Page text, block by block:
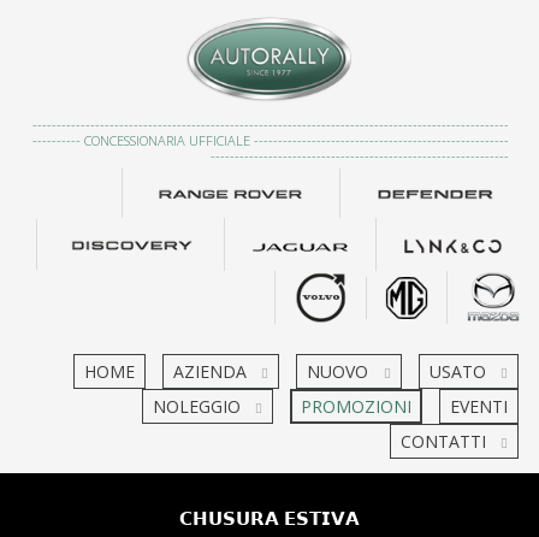
---------------------------------------------------------------------------------------------------
---------- CONCESSIONARIA UFFICIALE -----------------------------------------------------
--------------------------------------------------------------
HOME AZIENDA NUOVO
USATO
NOLEGGIO
PROMOZIONI
EVENTI
CONTATTI
𝗖𝗛𝗨𝗦𝗨𝗥𝗔 𝗘𝗦𝗧𝗜𝗩𝗔